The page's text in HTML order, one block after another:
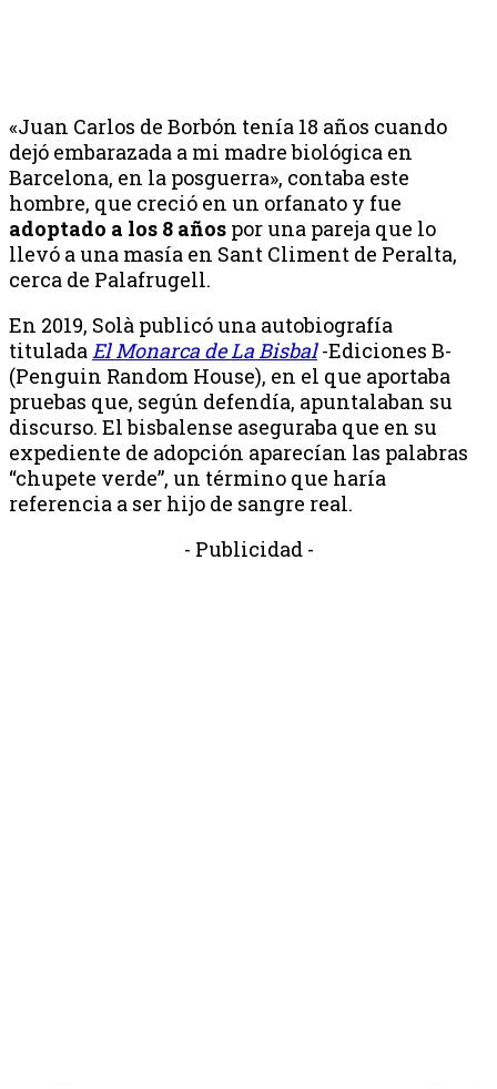
«Juan Carlos de Borbón tenía 18 años cuando
dejó embarazada a mi madre biológica en
Barcelona, en la posguerra», contaba este
hombre, que creció en un orfanato y fue
adoptado a los 8 años por una pareja que lo
llevó a una masía en Sant Climent de Peralta,
cerca de Palafrugell.
En 2019, Solà publicó una autobiografía
titulada El Monarca de La Bisbal-Ediciones B-
(Penguin Random House), en el que aportaba
pruebas que, según defendía, apuntalaban su
discurso. El bisbalense aseguraba que en su
expediente de adopción aparecían las palabras
“chupete verde”, un término que haría
referencia a ser hijo de sangre real.
- Publicidad -